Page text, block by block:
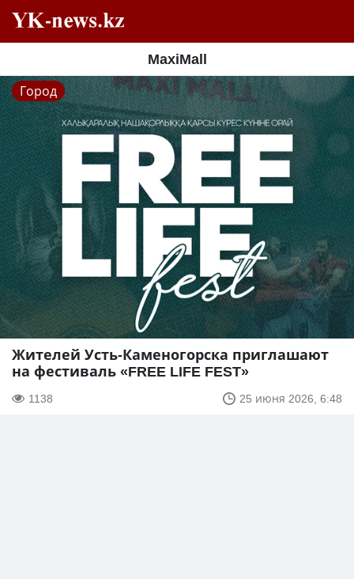
MaxiMall
Город
Жителей Усть-Каменогорска приглашают
на фестиваль «FREE LIFE FEST»
1138 25 июня 2026, 6:48